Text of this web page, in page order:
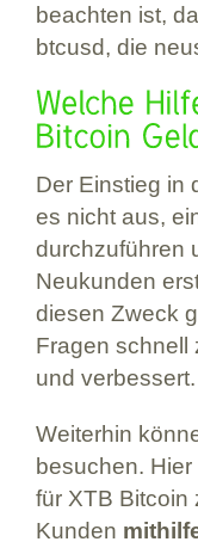
beachten ist,
btcusd, die
Der Einstieg in
es nicht aus,
durchzuführen
Neukunden
diesen Zweck
Fragen schnell
und verbessert.
Weiterhin
besuchen.
für XTB Bitcoin
Kunden